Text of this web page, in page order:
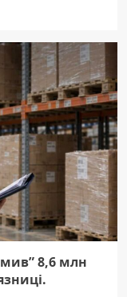
8,6 млн